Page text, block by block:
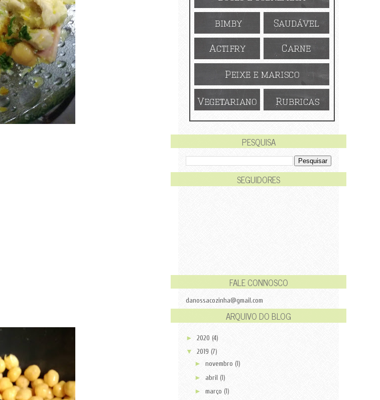
PESQUISA
SEGUIDORES
FALE CONNOSCO
danossacozinha@gmail.com
ARQUIVO DO BLOG
► 2020 (4)
▼ 2019 (7)
► novembro (1)
► abril (1)
► março (1)